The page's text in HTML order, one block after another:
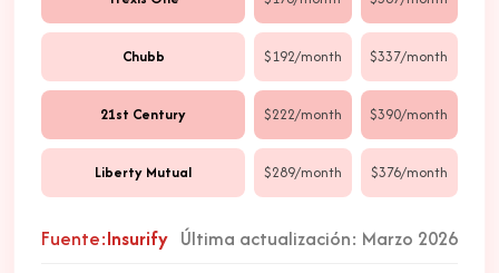
Chubb $192/month $337/month
21st Century $222/month $390/month
Liberty Mutual $289/month $376/month
Fuente:Insurify Última actualización: Marzo 2026